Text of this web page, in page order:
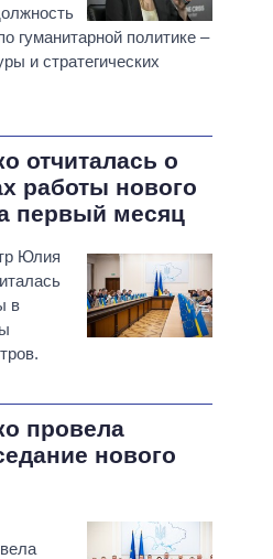
гуманитарной политике –
и стратегических
отчиталась о
работы нового
первый месяц
Юлия
в
провела
нового